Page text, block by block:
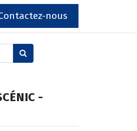
nous
-